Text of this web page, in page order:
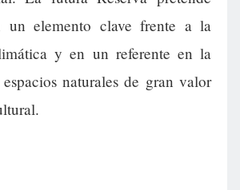
un elemento clave frente a la
y en un referente en la
naturales de gran valor